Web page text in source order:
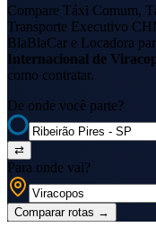
Compare Táxi Comum,
Transporte Executivo
BlaBlaCar e Locadora
Internacional de
como contratar.
De onde você parte?
⇄
Para onde vai?
Comparar rotas →